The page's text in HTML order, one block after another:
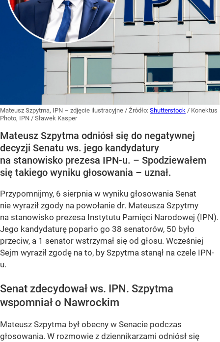
Mateusz Szpytma, IPN – zdjęcie ilustracyjne / Źródło: Shutterstock / Konektus
Photo, IPN / Sławek Kasper
Mateusz Szpytma odniósł się do negatywnej
decyzji Senatu ws. jego kandydatury
na stanowisko prezesa IPN-u. – Spodziewałem
się takiego wyniku głosowania – uznał.
Przypomnijmy, 6 sierpnia w wyniku głosowania Senat
nie wyraził zgody na powołanie dr. Mateusza Szpytmy
na stanowisko prezesa Instytutu Pamięci Narodowej (IPN).
Jego kandydaturę poparło go 38 senatorów, 50 było
przeciw, a 1 senator wstrzymał się od głosu. Wcześniej
Sejm wyraził zgodę na to, by Szpytma stanął na czele IPN-
u.
Senat zdecydował ws. IPN. Szpytma
wspomniał o Nawrockim
Mateusz Szpytma był obecny w Senacie podczas
głosowania. W rozmowie z dziennikarzami odniósł się